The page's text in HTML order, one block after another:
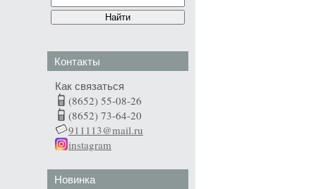
Контакты
Как связаться
(8652) 55-08-26
(8652) 73-64-20
911113@mail.ru
instagram
Новинка